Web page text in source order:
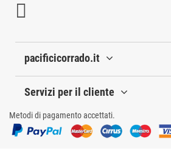
pacificicorrado.it
Servizi per il cliente
Metodi di pagamento accettati.